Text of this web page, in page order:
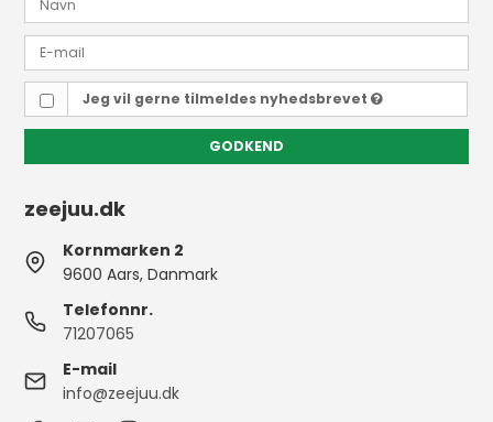
Jeg vil gerne tilmeldes nyhedsbrevet
GODKEND
zeejuu.dk
Kornmarken 2
9600 Aars, Danmark
Telefonnr.
71207065
E-mail
info@zeejuu.dk